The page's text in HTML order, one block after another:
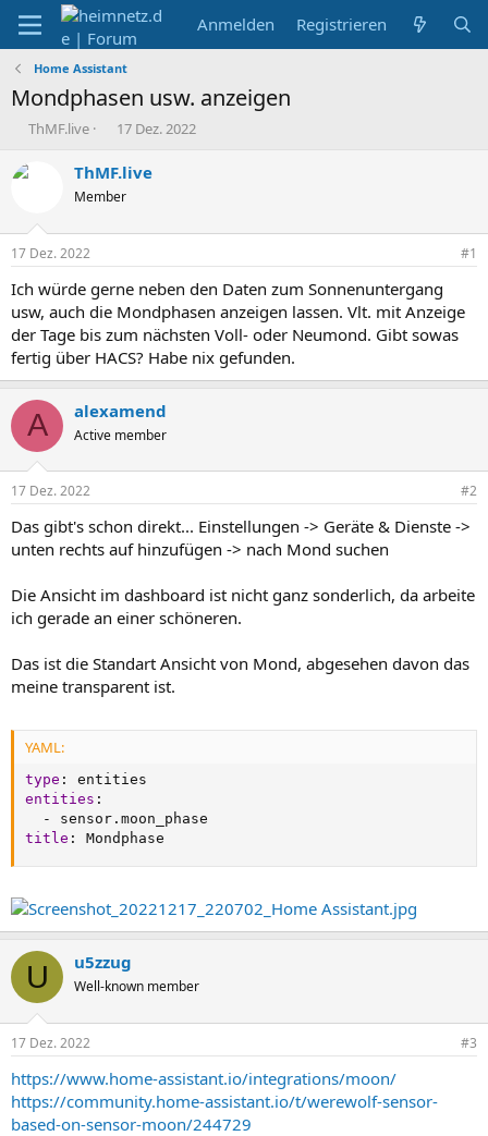
Anmelden Registrieren
Home Assistant
Mondphasen usw. anzeigen
E
s
e
r
ThMF.live
E
s
e
t
a
m
17 Dez. 2022
ThMF.live
Member
17 Dez. 2022 #1
Ich würde gerne neben den Daten zum Sonnenuntergang
usw, auch die Mondphasen anzeigen lassen. Vlt. mit Anzeige
der Tage bis zum nächsten Voll- oder Neumond. Gibt sowas
fertig über HACS? Habe nix gefunden.
A alexamend
Active member
17 Dez. 2022 #2
Das gibt's schon direkt... Einstellungen -> Geräte & Dienste ->
unten rechts auf hinzufügen -> nach Mond suchen
Die Ansicht im dashboard ist nicht ganz sonderlich, da arbeite
ich gerade an einer schöneren.
Das ist die Standart Ansicht von Mond, abgesehen davon das
meine transparent ist.
YAML:
type :
entities :
-
title : Mondphase
U u5zzug
Well-known member
17 Dez. 2022 #3
https://www.home-assistant.io/integrations/moon/
https://community.home-assistant.io/t/werewolf-sensor-
based-on-sensor-moon/244729